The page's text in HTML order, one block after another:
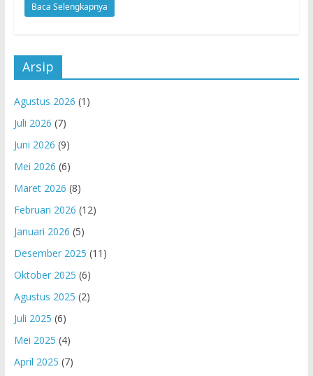
Baca Selengkapnya
Arsip
Agustus 2026 (1)
Juli 2026 (7)
Juni 2026 (9)
Mei 2026 (6)
Maret 2026 (8)
Februari 2026 (12)
Januari 2026 (5)
Desember 2025 (11)
Oktober 2025 (6)
Agustus 2025 (2)
Juli 2025 (6)
Mei 2025 (4)
April 2025 (7)